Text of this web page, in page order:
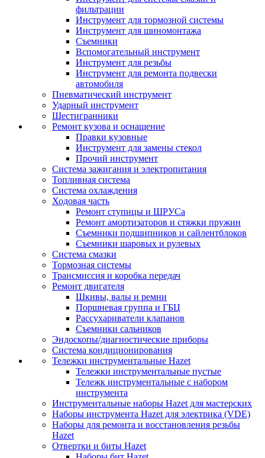
фильтрации
Инструмент для тормозной системы
Инструмент для шиномонтажа
Съемники
Вспомогательный инструмент
Инструмент для резьбы
Инструмент для ремонта подвески
автомобиля
Пневматический инструмент
Ударный инструмент
Шестигранники
Ремонт кузова и оснащение
Правки кузовные
Инструмент для замены стекол
Прочий инструмент
Система зажигания и электропитания
Топливная система
Система охлаждения
Ходовая часть
Ремонт ступицы и ШРУСа
Ремонт амортизаторов и стяжки пружин
Съемники подшипников и сайлентблоков
Съемники шаровых и рулевых
Система смазки
Тормозная системы
Трансмиссия и коробка передач
Ремонт двигателя
Шкивы, валы и ремни
Поршневая группа и ГБЦ
Рассухариватели клапанов
Съемники сальников
Эндоскопы/диагностические приборы
Система кондиционирования
Тележки инструментальные Hazet
Тележки инструментальные пустые
Тележк инструментальные с набором
инструмента
Инструментальные наборы Hazet для мастерских
Наборы инструмента Hazet для электрика (VDE)
Наборы для ремонта и восстановления резьбы
Hazet
Отвертки и биты Hazet